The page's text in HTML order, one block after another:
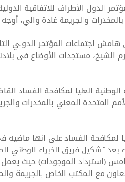
العليا لمكافحة
الدول الأطراف للاتفاقية
والجريمة غادة والي،
اجتماعات المؤتمر الدولي
مستجدات الأوضاع في بلادنا
العليا لمكافحة الفساد
المتحدة المعني بالمخدرات
لمكافحة الفساد على انها ماضيه
بعد تشكيل فريق الخبراء الوطني
(استرداد الموجودات) حيث
مع المكتب الخاص بالجريمة